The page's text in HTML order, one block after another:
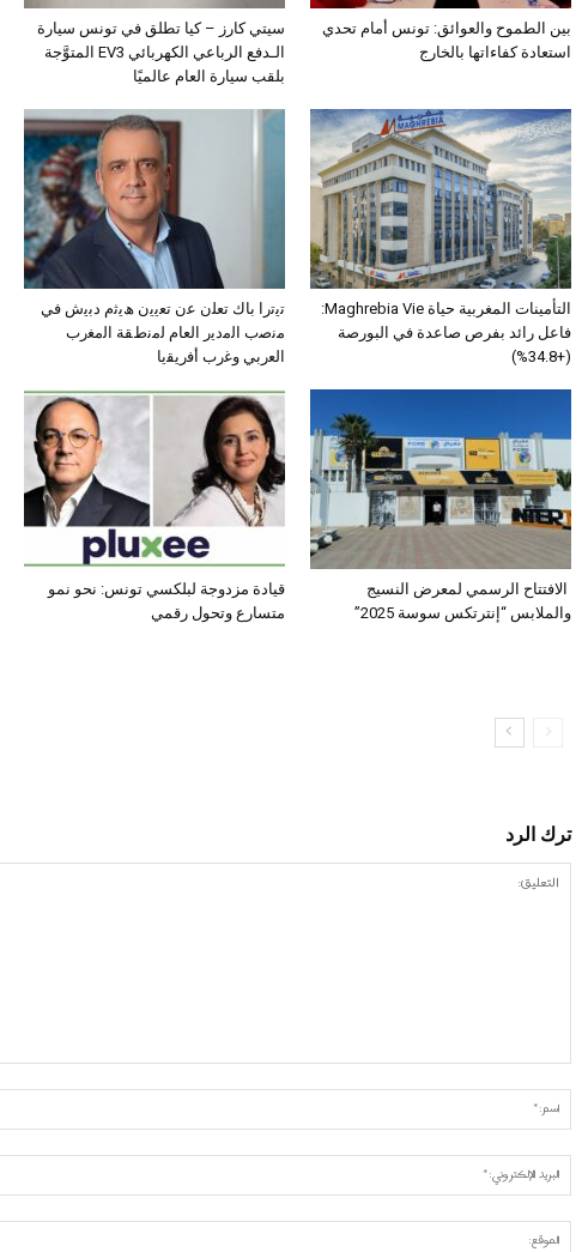
سيتي كارز – كيا تطلق في تونس سيارة
الـدفع الرباعي الكهربائي EV3 المتوَّجة
بلقب سيارة العام عالميًا
بين الطموح والعوائق: تونس أمام تحدي
استعادة كفاءاتها بالخارج
ﺗﯾﺗرا ﺑﺎك ﺗﻌﻠن ﻋن ﺗﻌﯾﯾن ھﯾﺛم دﺑﯾش ﻓﻲ
ﻣﻧﺻب اﻟﻣدﯾر اﻟﻌﺎم ﻟﻣﻧطﻘﺔ اﻟﻣﻐرب
اﻟﻌرﺑﻲ وﻏرب أﻓرﯾﻘﯾﺎ
التأمينات المغربية حياة Maghrebia Vie:
فاعل رائد بفرص صاعدة في البورصة
(+34.8%)
قيادة مزدوجة لبلكسي تونس: نحو نمو
متسارع وتحول رقمي
الافتتاح الرسمي لمعرض النسيج
والملابس “إنترتكس سوسة 2025”
ترك الرد